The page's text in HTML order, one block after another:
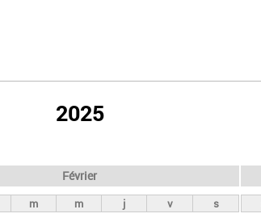
2025
Février
m m j v s